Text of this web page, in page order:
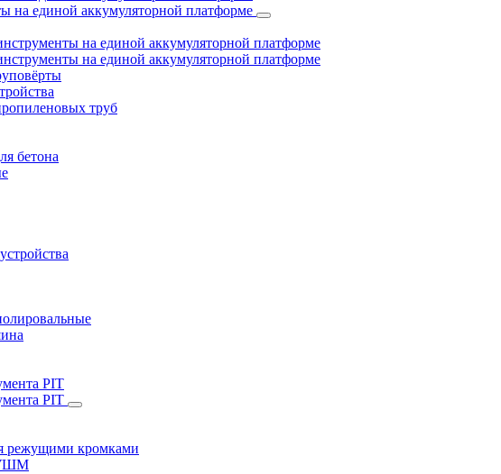
на единой аккумуляторной платформе
на единой аккумуляторной платформе
на единой аккумуляторной платформе
труб
бетона
PIT
PIT
режущими кромками
УШМ